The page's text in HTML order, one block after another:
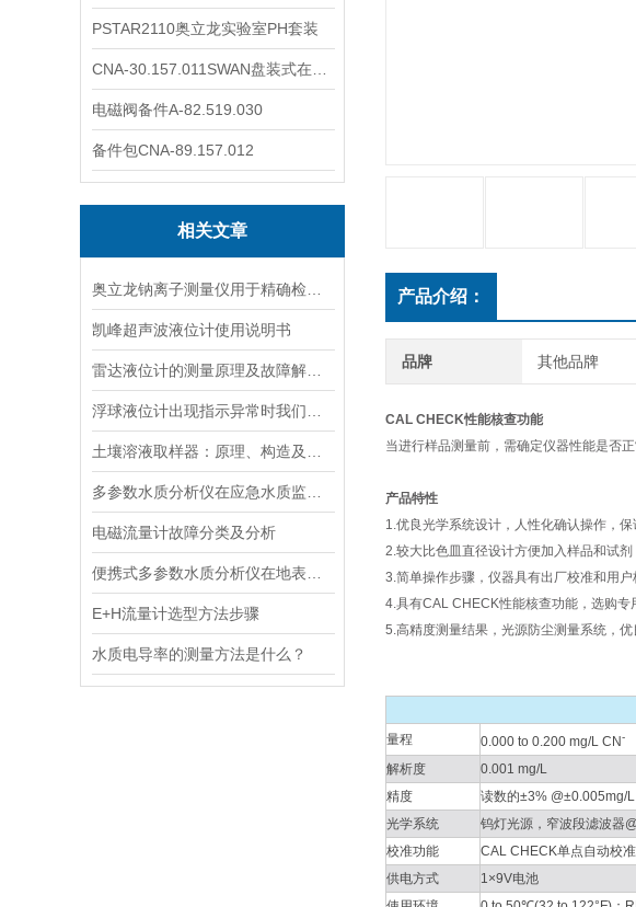
PSTAR2110奥立龙实验室PH套装
电磁阀备件A-82.519.030
备件包CNA-89.157.012
相关文章
凯峰超声波液位计使用说明书
电磁流量计故障分类及分析
E+H流量计选型方法步骤
水质电导率的测量方法是什么？
产品介绍：
品牌 其他品牌
CAL CHECK性能核查功能
当进行样品测量前，需确定仪器性能是否
产品特性
1.优良光学系统设计，人性化确认操作，
2.较大比色皿直径设计方便加入样品和试
3.简单操作步骤，仪器具有出厂校准和用
4.具有CAL CHECK性能核查功能，选购专
5.高精度测量结果，光源防尘测量系统，
量程
0.000 to 0.200 mg/L CN-
解析度
0.001 mg/L
精度
读数的±3% @±0.005mg/L
光学系统
钨灯光源，窄波段滤波器
校准功能
CAL CHECK单点自动校
供电方式
1×9V电池